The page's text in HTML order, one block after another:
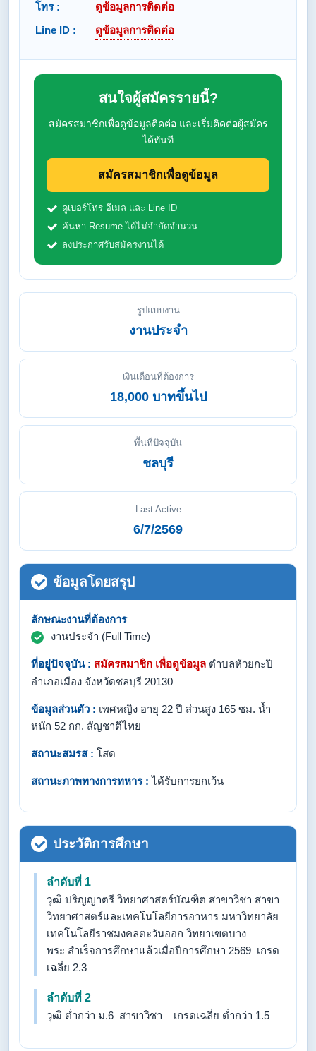
โทร :
ดูข้อมูลการติดต่อ
Line ID :
ดูข้อมูลการติดต่อ
สนใจผู้สมัครรายนี้?
สมัครสมาชิกเพื่อดูข้อมูลติดต่อ และเริ่มติดต่อผู้สมัคร
ได้ทันที
สมัครสมาชิกเพื่อดูข้อมูล
ดูเบอร์โทร อีเมล และ Line ID
ค้นหา Resume ได้ไม่จำกัดจำนวน
ลงประกาศรับสมัครงานได้
รูปแบบงาน
งานประจำ
เงินเดือนที่ต้องการ
18,000 บาทขึ้นไป
พื้นที่ปัจจุบัน
ชลบุรี
Last Active
6/7/2569
ข้อมูลโดยสรุป
ลักษณะงานที่ต้องการ
งานประจำ (Full Time)
ที่อยู่ปัจจุบัน : สมัครสมาชิก เพื่อดูข้อมูล ตำบลห้วยกะปิ
อำเภอเมือง จังหวัดชลบุรี 20130
ข้อมูลส่วนตัว : เพศหญิง อายุ 22 ปี ส่วนสูง 165 ซม. น้ำ
หนัก 52 กก. สัญชาติไทย
สถานะสมรส : โสด
สถานะภาพทางการทหาร : ได้รับการยกเว้น
ประวัติการศึกษา
ลำดับที่ 1
วุฒิ ปริญญาตรี วิทยาศาสตร์บัณฑิต สาขาวิชา สาขา
วิทยาศาสตร์และเทคโนโลยีการอาหาร มหาวิทยาลัย
เทคโนโลยีราชมงคลตะวันออก วิทยาเขตบาง
พระ สำเร็จการศึกษาแล้วเมื่อปีการศึกษา 2569 เกรด
เฉลี่ย 2.3
ลำดับที่ 2
วุฒิ ต่ำกว่า ม.6 สาขาวิชา เกรดเฉลี่ย ต่ำกว่า 1.5